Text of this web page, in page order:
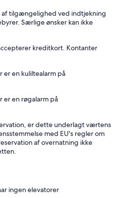
tilgængelighed ved indtjekning
Særlige ønsker kan ikke
kreditkort. Kontanter
en kuliltealarm på
er en røgalarm på
er dette underlagt værtens
med EU's regler om
af overnatning ikke
ingen elevatorer